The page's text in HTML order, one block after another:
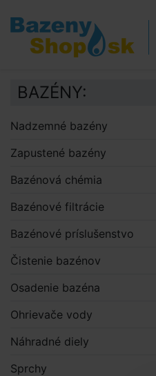
Prejsť na obsah
Prejsť k bočnému stĺpci
Klávesové skratky
BAZÉNY:
Nadzemné bazény
Zapustené bazény
Bazénová chémia
Bazénové filtrácie
Bazénové príslušenstvo
Čistenie bazénov
Osadenie bazéna
Ohrievače vody
Náhradné diely
Sprchy